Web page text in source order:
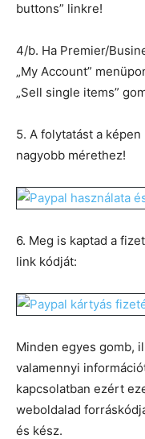
buttons” linkre!
4/b. Ha Premier/
„My Account”
„Sell single items”
5. A folytatást a
nagyobb mérethez!
6. Meg is kaptad a
link kódját:
Minden egyes gomb,
valamennyi
kapcsolatban ezért
weboldalad
és kész.